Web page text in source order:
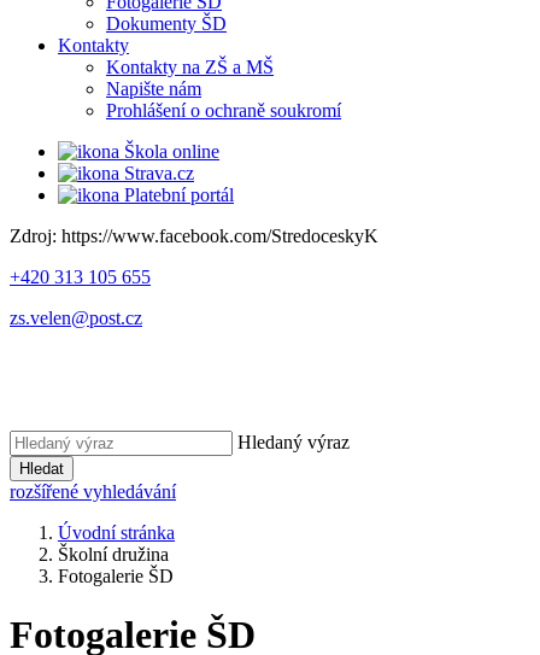
Dokumenty ŠD
Kontakty
Kontakty na ZŠ a MŠ
Napište nám
Prohlášení o ochraně soukromí
Škola online
Strava.cz
Platební portál
Zdroj: https://www.facebook.com/StredoceskyK
+420 313 105 655
zs.velen@post.cz
Hledaný výraz
Hledat
rozšířené vyhledávání
Úvodní stránka
Školní družina
Fotogalerie ŠD
Fotogalerie ŠD